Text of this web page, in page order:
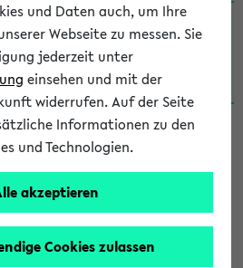
Fakultät wählen
und Daten auch, um Ihre
Webseite zu messen. Sie
jederzeit unter
einsehen und mit der
widerrufen. Auf der Seite
Informationen zu den
und Technologien.
akzeptieren
Cookies zulassen